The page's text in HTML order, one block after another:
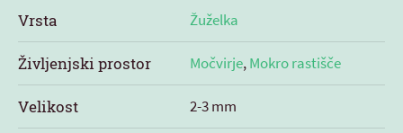
Vrsta Žuželka
Življenjski prostor Močvirje,Mokro rastišče
Velikost 2-3 mm